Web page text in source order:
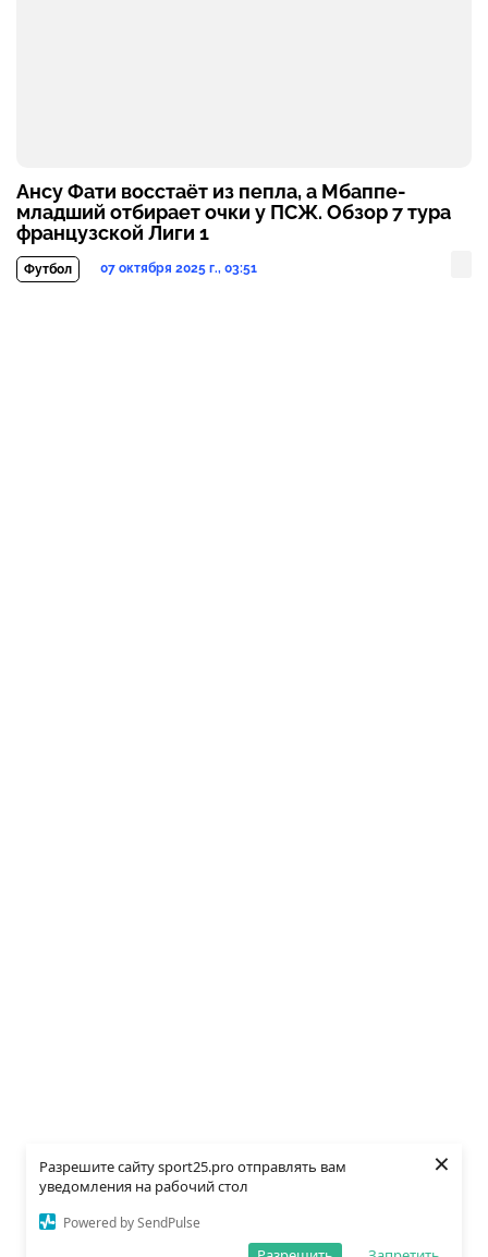
Разрешите сайту sport25.pro отправлять вам
уведомления на рабочий стол
Powered by SendPulse
×
Ансу Фати восстаёт из пепла, а Мбаппе-
младший отбирает очки у ПСЖ. Обзор 7 тура
французской Лиги 1
Футбол 07 октября 2025 г., 03:51